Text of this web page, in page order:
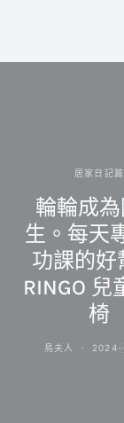
居家日記篇
輪輪成
生。每天
功課的好
RINGO 兒
椅
鳥夫人